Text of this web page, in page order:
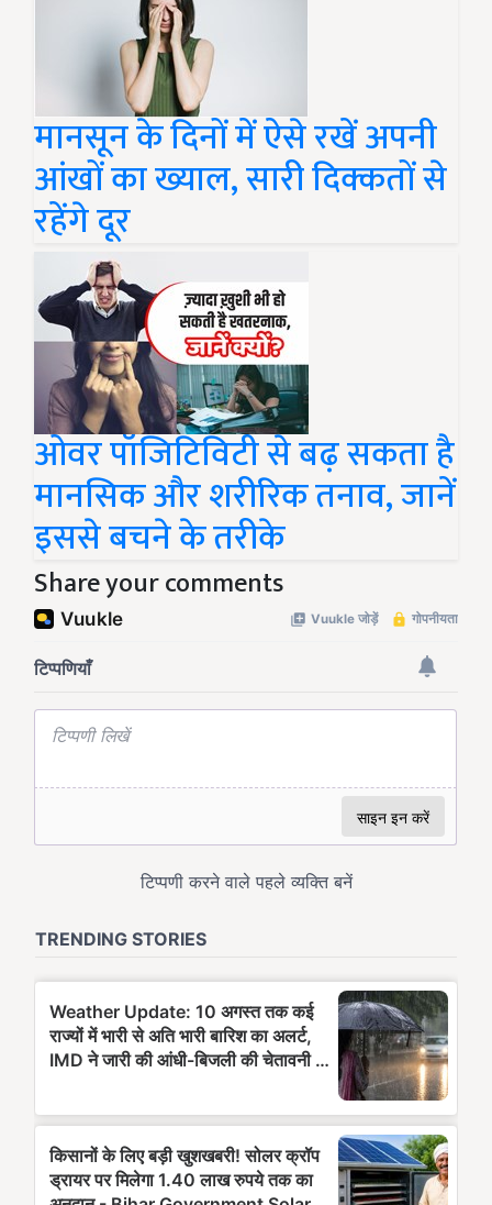
मानसून के दिनों में ऐसे रखें अपनी
आंखों का ख्याल, सारी दिक्कतों से
रहेंगे दूर
ओवर पॉजिटिविटी से बढ़ सकता है
मानसिक और शरीरिक तनाव, जानें
इससे बचने के तरीके
Share your comments